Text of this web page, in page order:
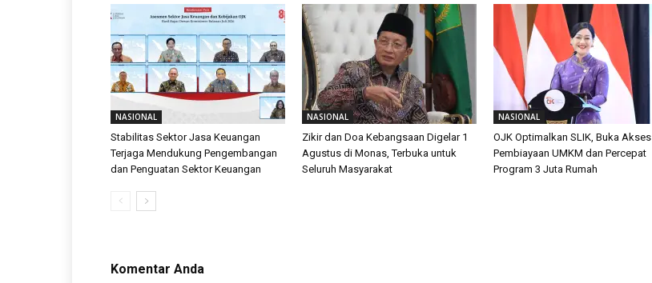
NASIONAL
Stabilitas Sektor Jasa Keuangan
Terjaga Mendukung Pengembangan
dan Penguatan Sektor Keuangan
NASIONAL
Zikir dan Doa Kebangsaan Digelar 1
Agustus di Monas, Terbuka untuk
Seluruh Masyarakat
NASIONAL
OJK Optimalkan SLIK, Buka Akses
Pembiayaan UMKM dan Percepat
Program 3 Juta Rumah
Komentar Anda